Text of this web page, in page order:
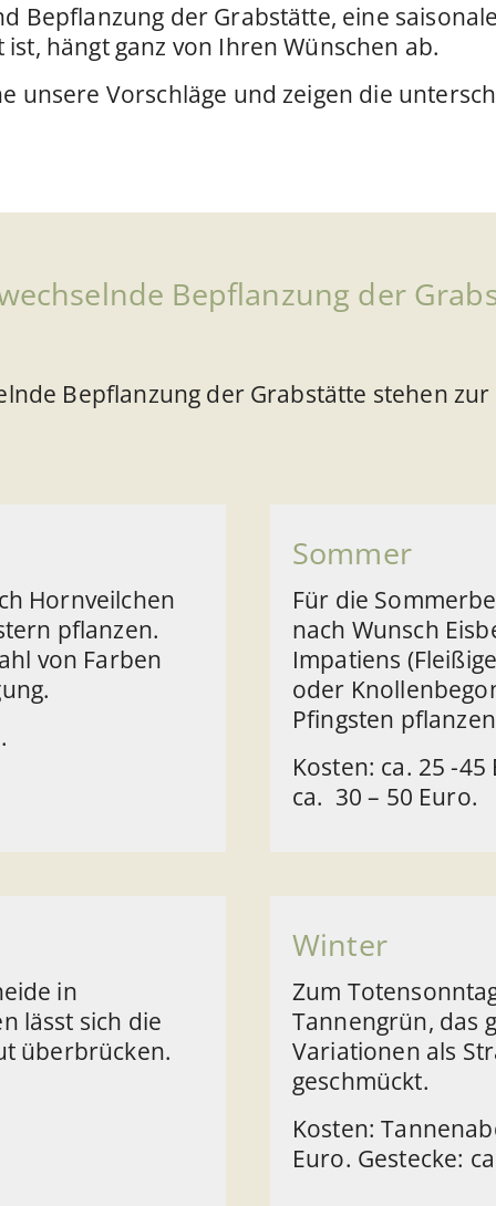
Bepflanzung der Grabstätte, eine
hängt ganz von Ihren Wünschen ab.
unsere Vorschläge und zeigen die
Bepflanzung der
Bepflanzung der Grabstätte stehen zur
Hornveilchen
pflanzen.
von Farben
Sommer
Für die
nach Wunsch
Impatiens
oder
Pfingsten
Kosten: ca. 25 -
ca. 30 – 50 Euro.
in
lässt sich die
überbrücken.
Winter
Zum
Tannengrün, das
Variationen als
geschmückt.
Kosten:
Euro. Gestecke: